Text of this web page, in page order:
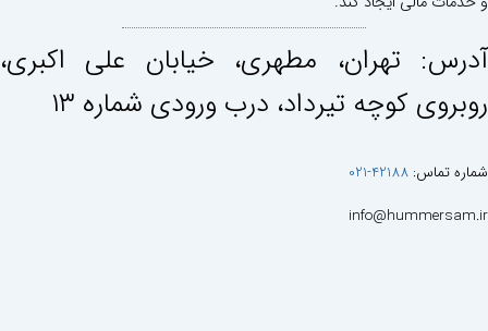
آدرس: تهران، مطهری، خيابان علی اكبری،
روبروی كوچه تيرداد، درب ورودی شماره ١٣
شماره تماس: 42188-021
info@hummersam.ir